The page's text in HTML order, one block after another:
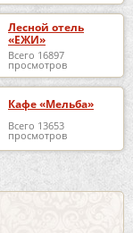
Лесной отель
«ЕЖИ»
Всего 16897
просмотров
Кафе «Мельба»
Всего 13653
просмотров